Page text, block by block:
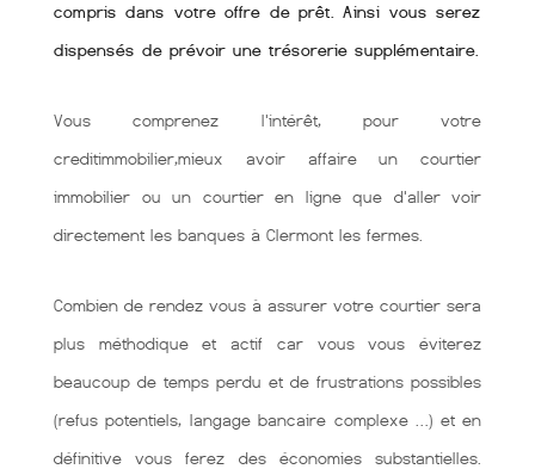
compris dans votre offre de prêt. Ainsi vous serez
dispensés de prévoir une trésorerie supplémentaire.
Vous comprenez l'intérêt, pour votre
creditimmobilier,mieux avoir affaire un courtier
immobilier ou un courtier en ligne que d'aller voir
directement les banques à Clermont les fermes.
Combien de rendez vous à assurer votre courtier sera
plus méthodique et actif car vous vous éviterez
beaucoup de temps perdu et de frustrations possibles
(refus potentiels, langage bancaire complexe …) et en
définitive vous ferez des économies substantielles.